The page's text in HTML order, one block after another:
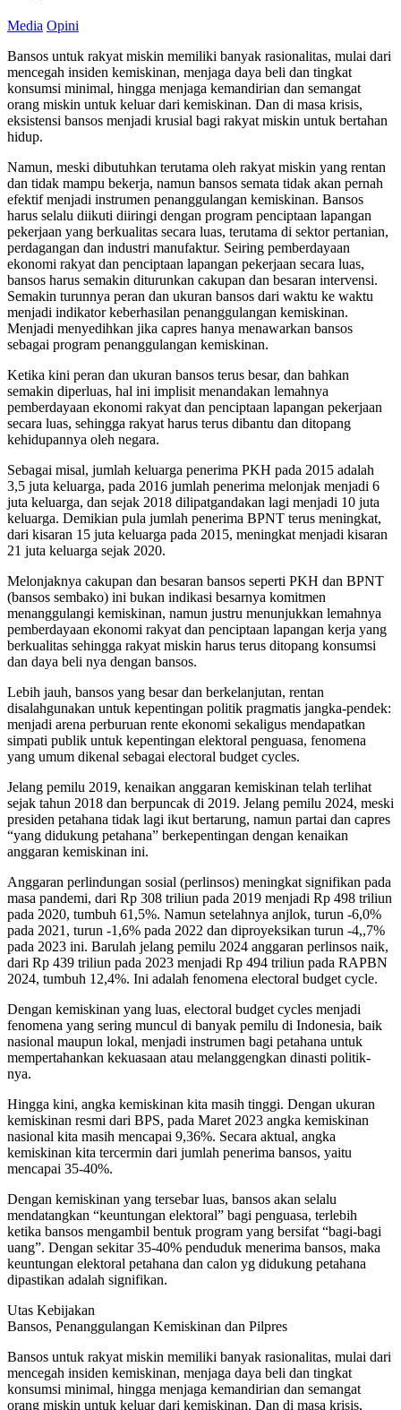
Media Opini
Bansos untuk rakyat miskin memiliki banyak rasionalitas, mulai dari
mencegah insiden kemiskinan, menjaga daya beli dan tingkat
konsumsi minimal, hingga menjaga kemandirian dan semangat
orang miskin untuk keluar dari kemiskinan. Dan di masa krisis,
eksistensi bansos menjadi krusial bagi rakyat miskin untuk bertahan
hidup.
Namun, meski dibutuhkan terutama oleh rakyat miskin yang rentan
dan tidak mampu bekerja, namun bansos semata tidak akan pernah
efektif menjadi instrumen penanggulangan kemiskinan. Bansos
harus selalu diikuti diiringi dengan program penciptaan lapangan
pekerjaan yang berkualitas secara luas, terutama di sektor pertanian,
perdagangan dan industri manufaktur. Seiring pemberdayaan
ekonomi rakyat dan penciptaan lapangan pekerjaan secara luas,
bansos harus semakin diturunkan cakupan dan besaran intervensi.
Semakin turunnya peran dan ukuran bansos dari waktu ke waktu
menjadi indikator keberhasilan penanggulangan kemiskinan.
Menjadi menyedihkan jika capres hanya menawarkan bansos
sebagai program penanggulangan kemiskinan.
Ketika kini peran dan ukuran bansos terus besar, dan bahkan
semakin diperluas, hal ini implisit menandakan lemahnya
pemberdayaan ekonomi rakyat dan penciptaan lapangan pekerjaan
secara luas, sehingga rakyat harus terus dibantu dan ditopang
kehidupannya oleh negara.
Sebagai misal, jumlah keluarga penerima PKH pada 2015 adalah
3,5 juta keluarga, pada 2016 jumlah penerima melonjak menjadi 6
juta keluarga, dan sejak 2018 dilipatgandakan lagi menjadi 10 juta
keluarga. Demikian pula jumlah penerima BPNT terus meningkat,
dari kisaran 15 juta keluarga pada 2015, meningkat menjadi kisaran
21 juta keluarga sejak 2020.
Melonjaknya cakupan dan besaran bansos seperti PKH dan BPNT
(bansos sembako) ini bukan indikasi besarnya komitmen
menanggulangi kemiskinan, namun justru menunjukkan lemahnya
pemberdayaan ekonomi rakyat dan penciptaan lapangan kerja yang
berkualitas sehingga rakyat miskin harus terus ditopang konsumsi
dan daya beli nya dengan bansos.
Lebih jauh, bansos yang besar dan berkelanjutan, rentan
disalahgunakan untuk kepentingan politik pragmatis jangka-pendek:
menjadi arena perburuan rente ekonomi sekaligus mendapatkan
simpati publik untuk kepentingan elektoral penguasa, fenomena
yang umum dikenal sebagai electoral budget cycles.
Jelang pemilu 2019, kenaikan anggaran kemiskinan telah terlihat
sejak tahun 2018 dan berpuncak di 2019. Jelang pemilu 2024, meski
presiden petahana tidak lagi ikut bertarung, namun partai dan capres
“yang didukung petahana” berkepentingan dengan kenaikan
anggaran kemiskinan ini.
Anggaran perlindungan sosial (perlinsos) meningkat signifikan pada
masa pandemi, dari Rp 308 triliun pada 2019 menjadi Rp 498 triliun
pada 2020, tumbuh 61,5%. Namun setelahnya anjlok, turun -6,0%
pada 2021, turun -1,6% pada 2022 dan diproyeksikan turun -4,,7%
pada 2023 ini. Barulah jelang pemilu 2024 anggaran perlinsos naik,
dari Rp 439 triliun pada 2023 menjadi Rp 494 triliun pada RAPBN
2024, tumbuh 12,4%. Ini adalah fenomena electoral budget cycle.
Dengan kemiskinan yang luas, electoral budget cycles menjadi
fenomena yang sering muncul di banyak pemilu di Indonesia, baik
nasional maupun lokal, menjadi instrumen bagi petahana untuk
mempertahankan kekuasaan atau melanggengkan dinasti politik-
nya.
Hingga kini, angka kemiskinan kita masih tinggi. Dengan ukuran
kemiskinan resmi dari BPS, pada Maret 2023 angka kemiskinan
nasional kita masih mencapai 9,36%. Secara aktual, angka
kemiskinan kita tercermin dari jumlah penerima bansos, yaitu
mencapai 35-40%.
Dengan kemiskinan yang tersebar luas, bansos akan selalu
mendatangkan “keuntungan elektoral” bagi penguasa, terlebih
ketika bansos mengambil bentuk program yang bersifat “bagi-bagi
uang”. Dengan sekitar 35-40% penduduk menerima bansos, maka
keuntungan elektoral petahana dan calon yg didukung petahana
dipastikan adalah signifikan.
Utas Kebijakan
Bansos, Penanggulangan Kemiskinan dan Pilpres
Bansos untuk rakyat miskin memiliki banyak rasionalitas, mulai dari
mencegah insiden kemiskinan, menjaga daya beli dan tingkat
konsumsi minimal, hingga menjaga kemandirian dan semangat
orang miskin untuk keluar dari kemiskinan. Dan di masa krisis,